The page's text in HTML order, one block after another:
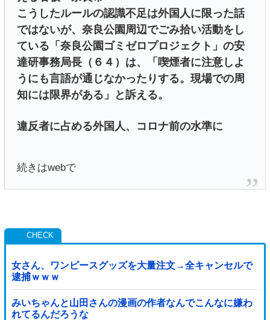
こうしたルールの認識不足は外国人に限った話
ではないが、奈良公園周辺でごみ拾い活動をし
ている「奈良公園ゴミゼロプロジェクト」の安
達研事務局長（６４）は、「喫煙者に注意しよ
うにも言語が通じなかったりする。現場での周
知には限界がある」と訴える。
違反者に占める外国人、コロナ前の水準に
続きはwebで
女さん、ワンピースグッズを大量注文→全キャンセルで
逮捕ｗｗｗ
みいちゃんと山田さんの漫画の作者なんでこんなに嫌わ
れてるんだろうな